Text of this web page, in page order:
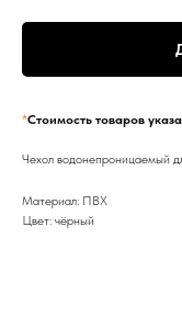
*Стоимость товаров
Чехол водонепроницаемый
Материал: ПВХ
Цвет: чёрный